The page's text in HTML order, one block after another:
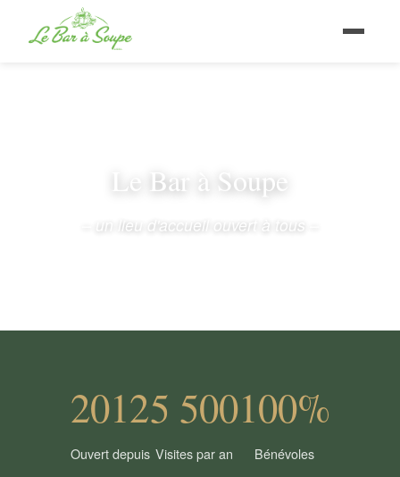
Le Bar à Soupe
– un lieu d'accueil ouvert à tous –
2012
Ouvert depuis
5 500
Visites par an
100%
Bénévoles